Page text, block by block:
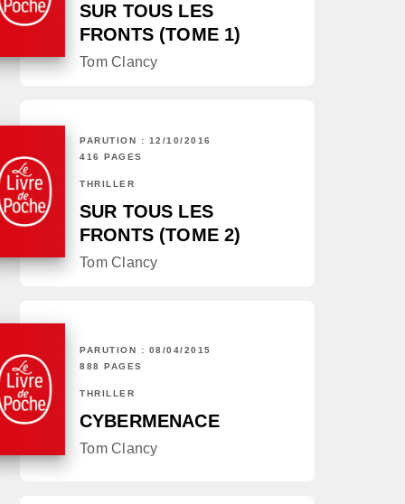
SUR TOUS LES
FRONTS (TOME 1)
Tom Clancy
PARUTION : 12/10/2016
416 PAGES
THRILLER
SUR TOUS LES
FRONTS (TOME 2)
Tom Clancy
PARUTION : 08/04/2015
888 PAGES
THRILLER
CYBERMENACE
Tom Clancy